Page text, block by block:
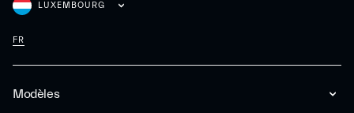
Modèles
LUXEMBOURG
FR